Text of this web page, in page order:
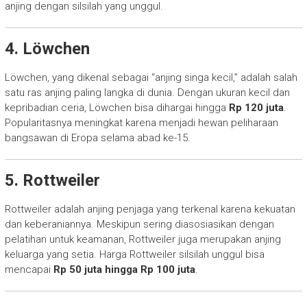
anjing dengan silsilah yang unggul.
4. Löwchen
Löwchen, yang dikenal sebagai “anjing singa kecil,” adalah salah
satu ras anjing paling langka di dunia. Dengan ukuran kecil dan
kepribadian ceria, Löwchen bisa dihargai hingga Rp 120 juta.
Popularitasnya meningkat karena menjadi hewan peliharaan
bangsawan di Eropa selama abad ke-15.
5. Rottweiler
Rottweiler adalah anjing penjaga yang terkenal karena kekuatan
dan keberaniannya. Meskipun sering diasosiasikan dengan
pelatihan untuk keamanan, Rottweiler juga merupakan anjing
keluarga yang setia. Harga Rottweiler silsilah unggul bisa
mencapai Rp 50 juta hingga Rp 100 juta.